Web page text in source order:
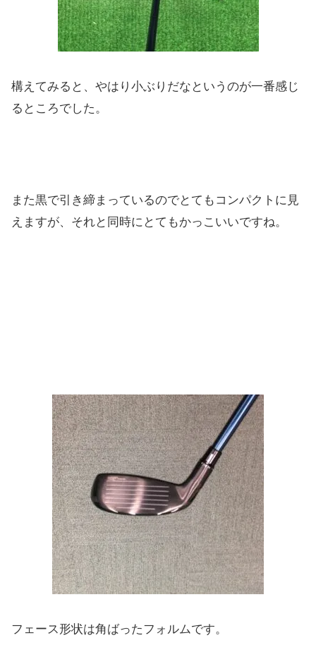
構えてみると、やはり小ぶりだなというのが一番感じ
るところでした。
また黒で引き締まっているのでとてもコンパクトに見
えますが、それと同時にとてもかっこいいですね。
フェース形状は角ばったフォルムです。